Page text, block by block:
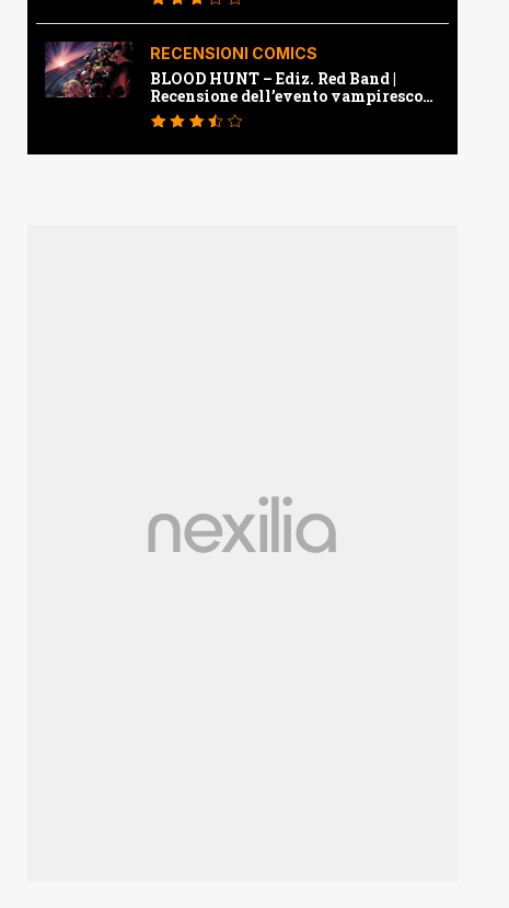
RECENSIONI COMICS
BLOOD HUNT – Ediz. Red Band |
Recensione dell’evento vampiresco
della Marvel